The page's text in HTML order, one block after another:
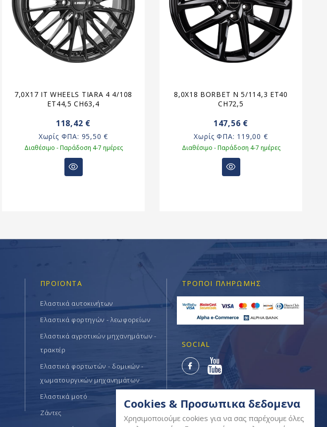
7,0X17 IT WHEELS TIARA 4 4/108
ET44,5 CH63,4
118,42 €
Χωρίς ΦΠΑ: 95,50 €
Διαθέσιμο - Παράδοση 4-7 ημέρες
8,0X18 BORBET N 5/114,3 ET40
CH72,5
147,56 €
Χωρίς ΦΠΑ: 119,00 €
Διαθέσιμο - Παράδοση 4-7 ημέρες
ΠΡΟΪΟΝΤΑ
Ελαστικά αυτοκινήτων
Ελαστικά φορτηγών - λεωφορείων
Ελαστικά αγροτικών μηχανημάτων -
τρακτέρ
Ελαστικά φορτωτών - δομικών -
χωματουργικών μηχανημάτων
Ελαστικά μοτό
Ζάντες
ΤΡΌΠΟΙ ΠΛΗΡΩΜΉΣ
SOCIAL
Cookies & Προσωπικα δεδομενα
Χρησιμοποιούμε cookies για να σας παρέχουμε όλες